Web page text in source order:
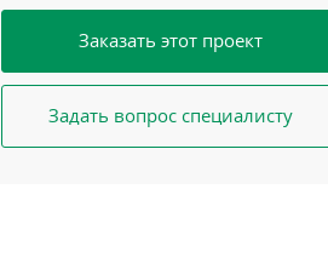
Заказать этот проект
Задать вопрос специалисту